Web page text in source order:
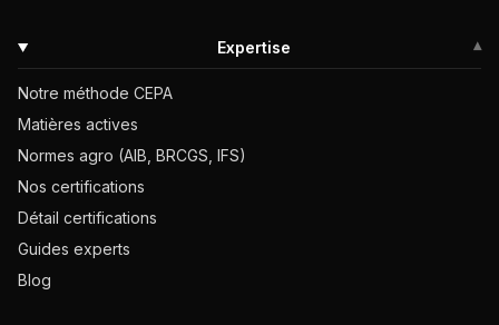
Expertise ▾
Notre méthode CEPA
Matières actives
Normes agro (AIB, BRCGS, IFS)
Nos certifications
Détail certifications
Guides experts
Blog